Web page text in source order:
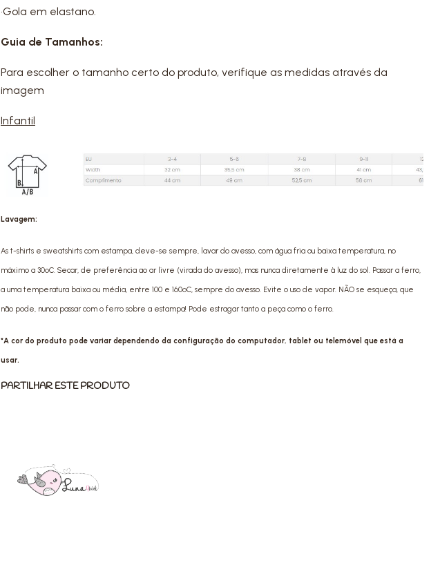
•Gola em elastano.
Guia de Tamanhos:
Para escolher o tamanho certo do produto, verifique as medidas através da
imagem
Infantil
Lavagem:
As t-shirts e sweatshirts com estampa, deve-se sempre, lavar do avesso, com água fria ou baixa temperatura, no
máximo a 30ºC. Secar, de preferência ao ar livre (virada do avesso), mas nunca diretamente à luz do sol. Passar a ferro,
a uma temperatura baixa ou média, entre 100 e 160ºC, sempre do avesso. Evite o uso de vapor. NÃO se esqueça, que
não pode, nunca passar com o ferro sobre a estampa! Pode estragar tanto a peça como o ferro.
*A cor do produto pode variar dependendo da configuração do computador, tablet ou telemóvel que está a
usar.
PARTILHAR ESTE PRODUTO